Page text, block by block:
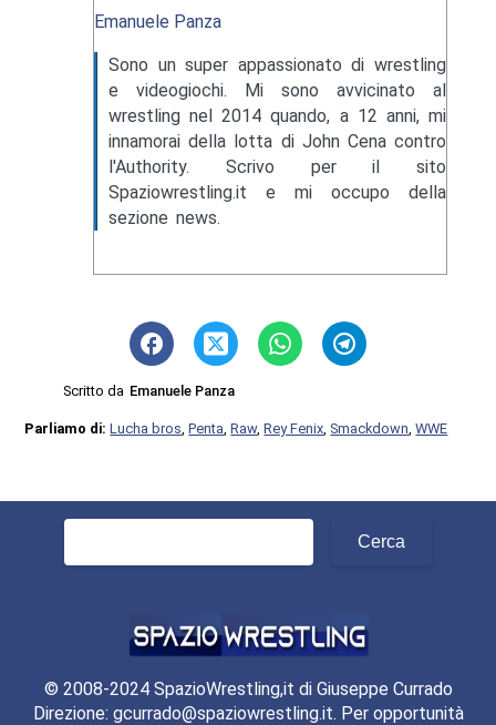
Emanuele Panza
Sono un super appassionato di wrestling
e videogiochi. Mi sono avvicinato al
wrestling nel 2014 quando, a 12 anni, mi
innamorai della lotta di John Cena contro
l'Authority. Scrivo per il sito
Spaziowrestling.it e mi occupo della
sezione news.
Scritto da Emanuele Panza
Parliamo di:Lucha bros ,Penta ,Raw,Rey Fenix ,Smackdown ,WWE
© 2008-2024 SpazioWrestling,it di Giuseppe Currado
Direzione: gcurrado@spaziowrestling.it. Per opportunità